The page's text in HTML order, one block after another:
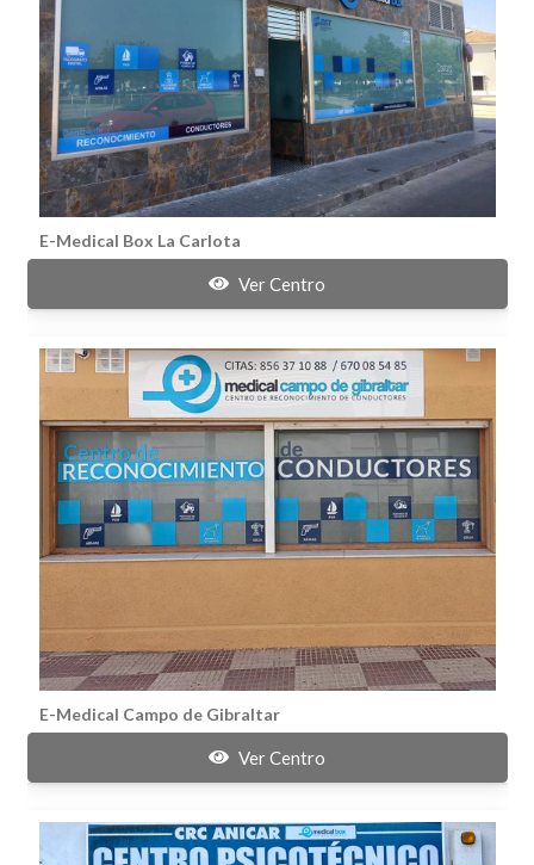
E-Medical Box La Carlota
Ver Centro
E-Medical Campo de Gibraltar
Ver Centro